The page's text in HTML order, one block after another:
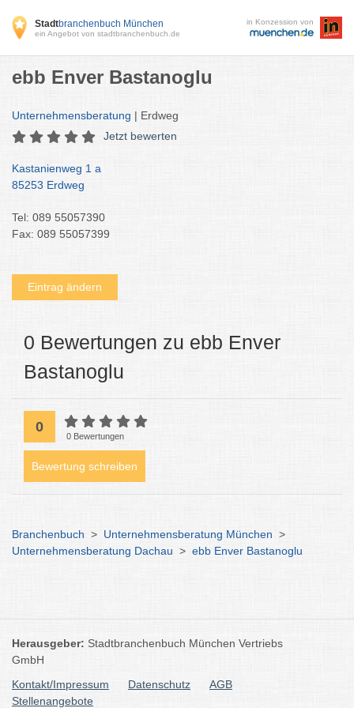
Stadtbranchenbuch München
ein Angebot von stadtbranchenbuch.de
in Konzession von
ebb Enver Bastanoglu
Unternehmensberatung | Erdweg
Jetzt bewerten
Kastanienweg 1 a
85253 Erdweg
Tel: 089 55057390
Fax: 089 55057399
Eintrag ändern
0 Bewertungen zu ebb Enver
Bastanoglu
0
0 Bewertungen
Bewertung schreiben
Branchenbuch > Unternehmensberatung München >
Unternehmensberatung Dachau > ebb Enver Bastanoglu
Herausgeber: Stadtbranchenbuch München Vertriebs
GmbH
Kontakt/Impressum
Datenschutz
AGB
Stellenangebote